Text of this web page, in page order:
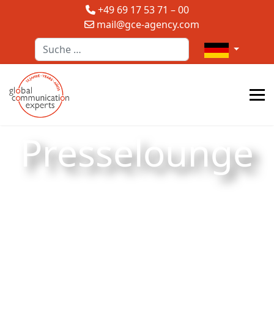
+49 69 17 53 71 – 00
mail@gce-agency.com
Suchen
Sprache
Presselounge